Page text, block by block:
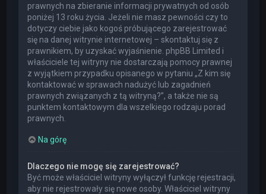
prawnych na zbieranie informacji prywatnych od osób
poniżej 13 roku życia. Jeżeli nie masz pewności czy to
dotyczy ciebie jako kogoś próbującego zarejestrować
się na danej witrynie internetowej – skontaktuj się z
prawnikiem, by uzyskać wyjaśnienie. phpBB Limited i
właściciele tej witryny nie dostarczają pomocy prawnej
z wyjątkiem przypadku opisanego w pytaniu „Z kim się
kontaktować w sprawach nadużyć lub zagadnień
prawnych związanych z tą witryną?”, a także nie są
punktem kontaktowym dla wszelkiego rodzaju porad
prawnych.
Na górę
Dlaczego nie mogę się zarejestrować?
Być może właściciel witryny wyłączył funkcję rejestracji,
aby nie rejestrowały się nowe osoby. Właściciel witryny